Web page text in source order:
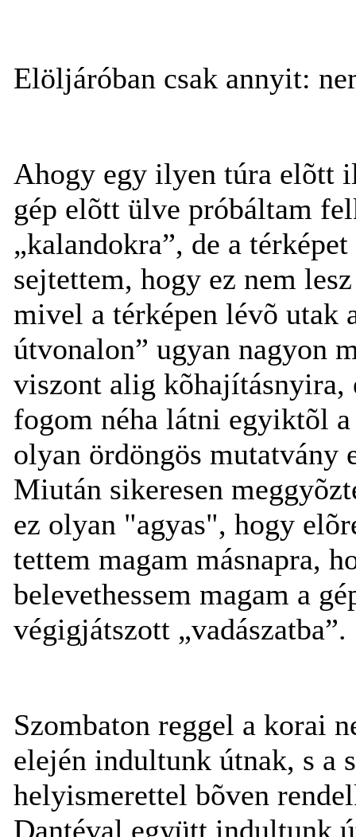
Elöljáróban csak annyit:
Ahogy egy ilyen túra elõtt
gép elõtt ülve próbáltam
„kalandokra”, de a
sejtettem, hogy ez nem
mivel a térképen lévõ utak
útvonalon” ugyan nagyon
viszont alig kõhajításnyira,
fogom néha látni egyiktõl
olyan ördöngös mutatvány
Miután sikeresen
ez olyan "agyas", hogy
tettem magam másnapra,
belevethessem magam a
végigjátszott „vadászatba”.
Szombaton reggel a korai
elején indultunk útnak, s a
helyismerettel bõven
Dantéval együtt indultunk